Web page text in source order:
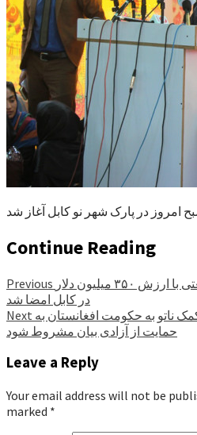
امروز در پارک شهر نو کابل آغاز شد
Continue Reading
Previous
در کابل امضا شد
Next
حمایت از آزادی بیان مشروط شود
Leave a Reply
Your email address will not be
marked *